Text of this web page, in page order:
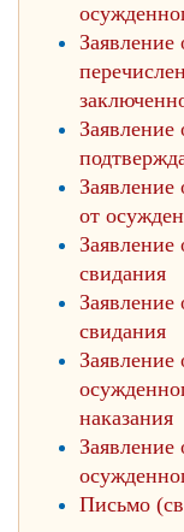
Заявление
Заявление
Заявление
от
Заявление
свидания
Заявление
свидания
Заявление
наказания
Письмо